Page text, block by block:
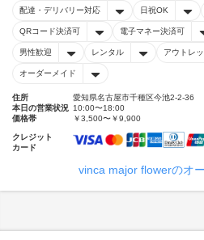
配達・デリバリー対応 日祝OK
QRコード決済可 電子マネー決済可
男性歓迎 レンタル アウトレ
オーダーメイド
住所
愛知県名古屋市千種区今池2-2-36
本日の営業状況 10:00〜18:00
価格帯
￥3,500〜￥9,900
クレジット
カード
vinca major flowerのオ